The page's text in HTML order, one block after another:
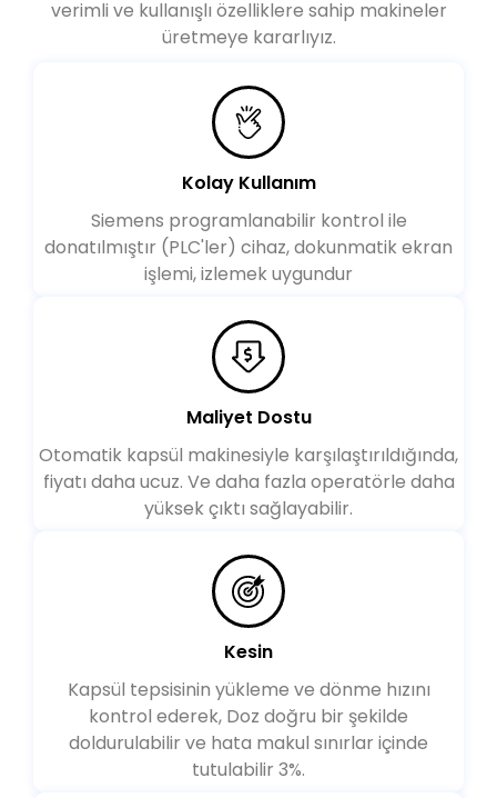
verimli ve kullanışlı özelliklere sahip makineler
üretmeye kararlıyız.
Kolay Kullanım
Siemens programlanabilir kontrol ile
donatılmıştır (PLC'ler) cihaz, dokunmatik ekran
işlemi, izlemek uygundur
Maliyet Dostu
Otomatik kapsül makinesiyle karşılaştırıldığında,
fiyatı daha ucuz. Ve daha fazla operatörle daha
yüksek çıktı sağlayabilir.
Kesin
Kapsül tepsisinin yükleme ve dönme hızını
kontrol ederek, Doz doğru bir şekilde
doldurulabilir ve hata makul sınırlar içinde
tutulabilir 3%.